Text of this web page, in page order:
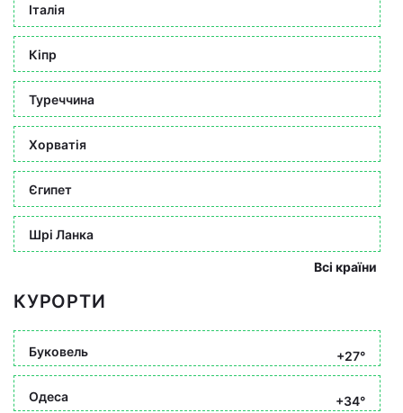
Італія
Кіпр
Туреччина
Хорватія
Єгипет
Шрі Ланка
Всі країни
КУРОРТИ
Буковель +27°
Одеса +34°